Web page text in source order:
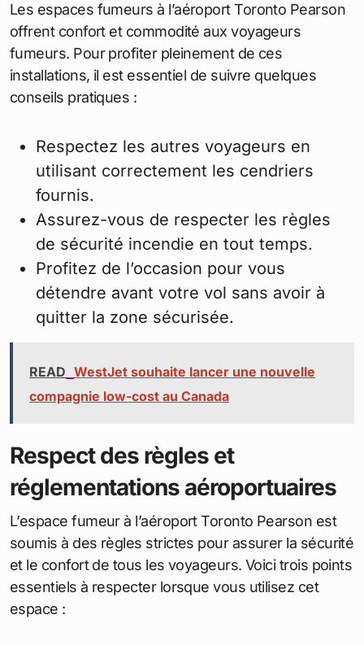
Les espaces fumeurs à l’aéroport Toronto Pearson
offrent confort et commodité aux voyageurs
fumeurs. Pour profiter pleinement de ces
installations, il est essentiel de suivre quelques
conseils pratiques :
Respectez les autres voyageurs en
utilisant correctement les cendriers
fournis.
Assurez-vous de respecter les règles
de sécurité incendie en tout temps.
Profitez de l’occasion pour vous
détendre avant votre vol sans avoir à
quitter la zone sécurisée.
READ WestJet souhaite lancer une nouvelle
compagnie low-cost au Canada
Respect des règles et
réglementations aéroportuaires
L’espace fumeur à l’aéroport Toronto Pearson est
soumis à des règles strictes pour assurer la sécurité
et le confort de tous les voyageurs. Voici trois points
essentiels à respecter lorsque vous utilisez cet
espace :